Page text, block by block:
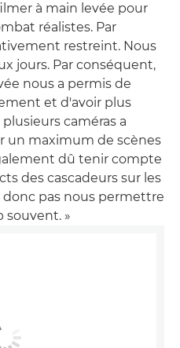
à main levée pour
réalistes. Par
restreint. Nous
jours. Par conséquent,
nous a permis de
et d'avoir plus
caméras a
un maximum de scènes
dû tenir compte
des cascadeurs sur les
donc pas nous permettre
souvent. »